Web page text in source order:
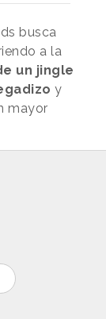
busca
a la
un jingle
y
mayor